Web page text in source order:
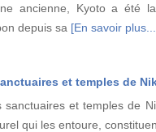
ancienne, Kyoto a été
depuis sa [En savoir
et temples de
sanctuaires et temples de
qui les entoure,